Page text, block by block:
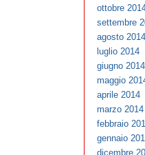
ottobre
settembre
agosto 2014
luglio 2014
giugno 2014
maggio
aprile 2014
marzo 2014
febbraio
gennaio
dicembre